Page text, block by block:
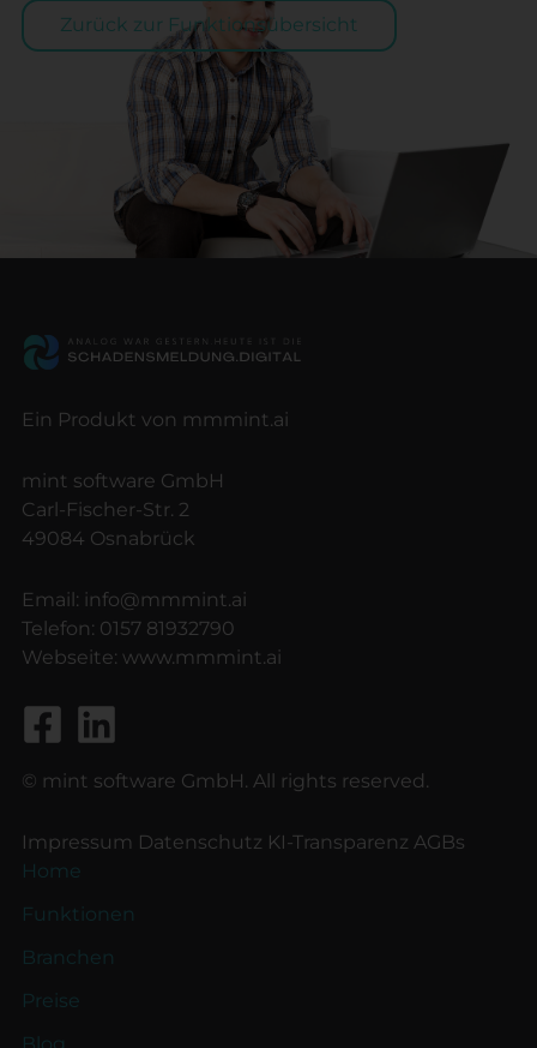
Zurück zur Funktionsübersicht
Ein Produkt von mmmint.ai
mint software GmbH
Carl-Fischer-Str. 2
49084 Osnabrück
Email: info@mmmint.ai
Telefon: 0157 81932790
Webseite: www.mmmint.ai
© mint software GmbH. All rights reserved.
Impressum Datenschutz KI-Transparenz AGBs
Home
Funktionen
Branchen
Preise